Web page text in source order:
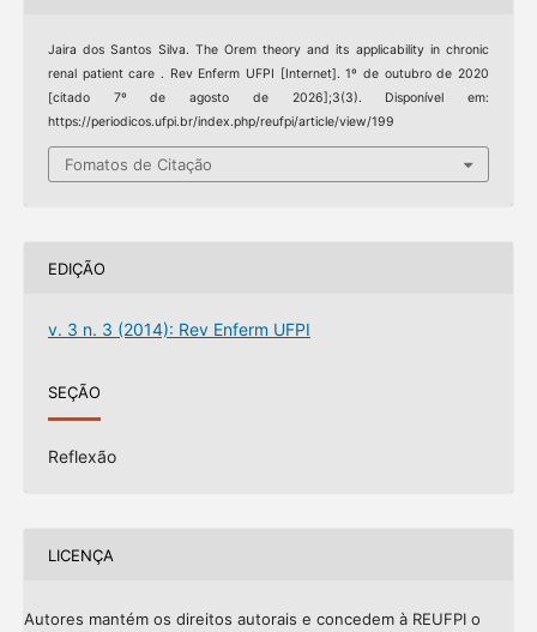
Jaira dos Santos Silva. The Orem theory and its applicability in chronic
renal patient care . Rev Enferm UFPI [Internet]. 1º de outubro de 2020
[citado 7º de agosto de 2026];3(3). Disponível em:
https://periodicos.ufpi.br/index.php/reufpi/article/view/199
Fomatos de Citação
EDIÇÃO
v. 3 n. 3 (2014): Rev Enferm UFPI
SEÇÃO
Reflexão
LICENÇA
Autores mantém os direitos autorais e concedem à REUFPI o